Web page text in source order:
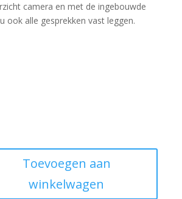
camera en met de ingebouwde
ook alle gesprekken vast leggen.
Toevoegen aan
winkelwagen